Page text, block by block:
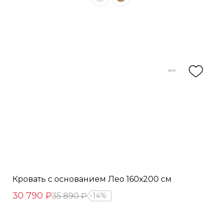
Кровать с основанием Лео 160х200 см
30 790 ₽35 890 ₽ 14%